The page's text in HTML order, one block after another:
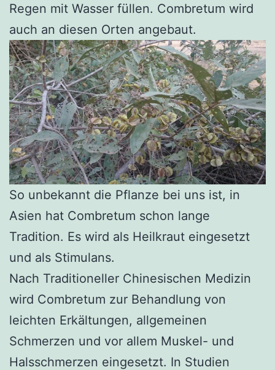
Regen mit Wasser füllen. Combretum wird
auch an diesen Orten angebaut.
So unbekannt die Pflanze bei uns ist, in
Asien hat Combretum schon lange
Tradition. Es wird als Heilkraut eingesetzt
und als Stimulans.
Nach Traditioneller Chinesischen Medizin
wird Combretum zur Behandlung von
leichten Erkältungen, allgemeinen
Schmerzen und vor allem Muskel- und
Halsschmerzen eingesetzt. In Studien